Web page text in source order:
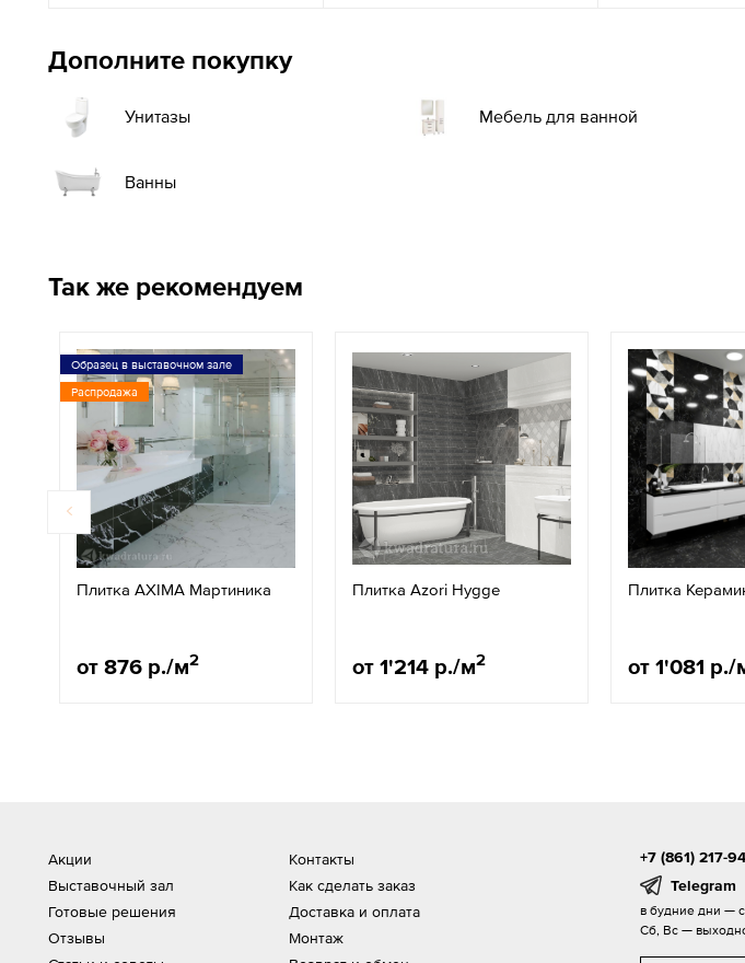
Дополните покупку
Унитазы Мебель для ванной
Ванны
Так же рекомендуем
Образец в выставочном зале
Распродажа
Плитка AXIMA Мартиника
от 876 р./м2
Плитка Azori Hygge
от 1'214 р./м2
Плитка
от 1'081 р./
Акции
Выставочный зал
Готовые решения
Отзывы
Контакты
Как сделать заказ
Доставка и оплата
Монтаж
+7 (861) 217-
Telegram
в будние дни —
Сб, Вс —